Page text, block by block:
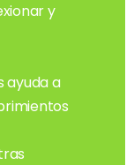
y
ayuda a